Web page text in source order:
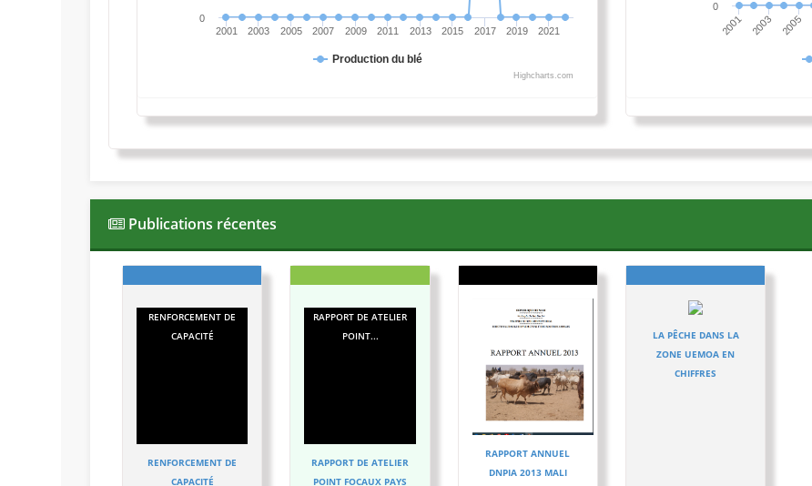
Production du blé
2001 2003 2005 2007 2009 2011 2013 2015 2017 2019 2021
0
Highcharts.com
2001 2003 2005
0
Publications récentes
RENFORCEMENT DE
CAPACITÉ
RENFORCEMENT DE
CAPACITÉ
RAPPORT DE ATELIER
POINT...
RAPPORT DE ATELIER
POINT FOCAUX PAYS
RAPPORT ANNUEL
DNPIA 2013 MALI
LA PÊCHE DANS LA
ZONE UEMOA EN
CHIFFRES